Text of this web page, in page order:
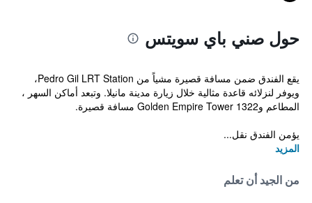
حول صني باي سويتس
يقع الفندق ضمن مسافة قصيرة مشياً من Pedro Gil LRT Station،
ويوفر لنزلائه قاعدة مثالية خلال زيارة مدينة مانيلا. وتبعد أماكن السهر ،
المطاعم و1322 Golden Empire Tower مسافة قصيرة.
يؤمن الفندق نقل...
المزيد
من الجيد أن تعلم